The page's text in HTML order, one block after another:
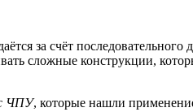
за счёт последовательного
сложные конструкции,
ЧПУ, которые нашли